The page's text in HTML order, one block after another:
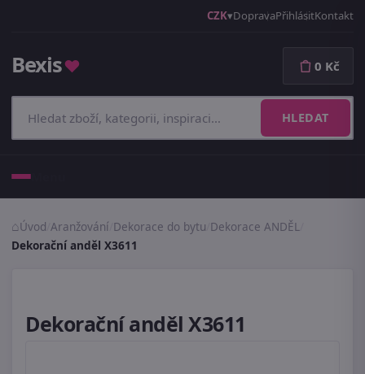
CZK DopravaPřihlásitKontakt
Bexis♥
HLEDAT
0 Kč
Úvod Aranžování Dekorace do bytu Dekorace ANDĚL
Dekorační anděl X3611
Dekorační anděl X3611